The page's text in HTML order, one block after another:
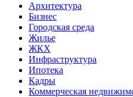
Архитектура
Бизнес
Городская среда
Жилье
ЖКХ
Инфраструктура
Ипотека
Кадры
Коммерческая